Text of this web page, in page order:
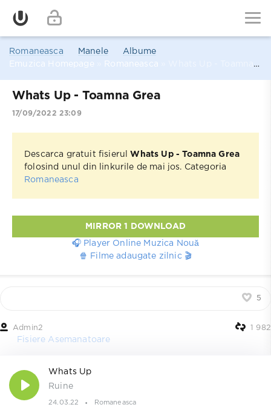
Romaneasca Manele
Albume
Emuzica Homepage
Romaneasca
Whats Up - Toamna Grea
17/09/2022 23:09
Descarca gratuit fisierul Whats Up - Toamna Grea
folosind unul din linkurile de mai jos. Categoria
Romaneasca
MIRROR 1 DOWNLOAD
🎧 Player Online Muzica Nouă
🍿 Filme adaugate zilnic 🎬
5
Admin2 1 982
Fisiere Asemanatoare
Whats Up
Ruine
24.03.22 Romaneasca